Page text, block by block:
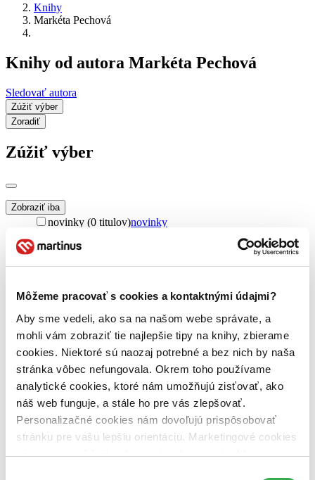
Môžeme pracovať s cookies a kontaktnými údajmi?
Aby sme vedeli, ako sa na našom webe správate, a
mohli vám zobraziť tie najlepšie tipy na knihy, zbierame
cookies. Niektoré sú naozaj potrebné a bez nich by naša
stránka vôbec nefungovala. Okrem toho používame
analytické cookies, ktoré nám umožňujú zisťovať, ako
náš web funguje, a stále ho pre vás zlepšovať.
Personalizačné cookies nám dovoľujú prispôsobovať
stránku pre vašu lepšiu orientáciu. Marketingové cookies
nám zas umožňujú zobrazenie relevantnej reklamy.
Knihy
Markéta Pechová
Knihy od autora Markéta Pechová
Sledovať autora
Zúžiť výber
Zoradiť
Zúžiť výber
Zobraziť iba
novinky (0 titulov)novinky
predpredaj (0 titulov) predpredaj
pripravujeme (0 titulov)
dostupná (bez vypredaných) (0 titulov)dostupná (bez
vypredaných)
Nové / čítané
nová (0 titulov)nová
čítaná (0 titulov)čítaná
čítaná - výborný stav (0 titulov)čítaná - výborný stav
čítaná - mierne opotrebovaná (0 titulov)
čítaná - mierne
opotrebovaná
čítané verzie vypredaných kníh (0 titulov)čítané verzie